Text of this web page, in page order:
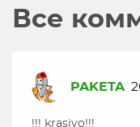
Все
PAKETA
!!! krasivo!!!